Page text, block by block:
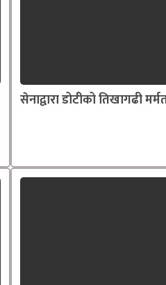
सेनाद्वारा डोटीको तिखागढी